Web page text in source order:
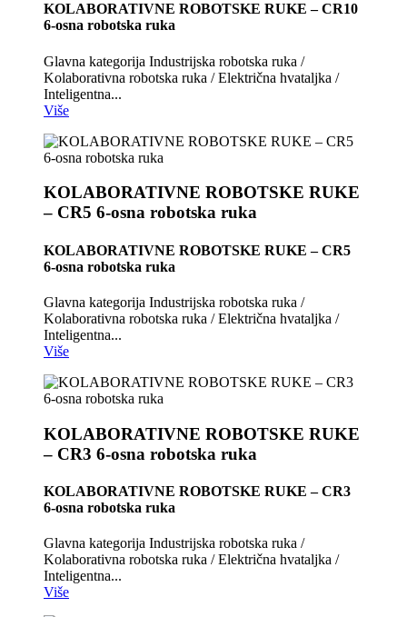
KOLABORATIVNE ROBOTSKE RUKE – CR10
6-osna robotska ruka
Glavna kategorija Industrijska robotska ruka /
Kolaborativna robotska ruka / Električna hvataljka /
Inteligentna...
Više
KOLABORATIVNE ROBOTSKE RUKE
– CR5 6-osna robotska ruka
KOLABORATIVNE ROBOTSKE RUKE – CR5
6-osna robotska ruka
Glavna kategorija Industrijska robotska ruka /
Kolaborativna robotska ruka / Električna hvataljka /
Inteligentna...
Više
KOLABORATIVNE ROBOTSKE RUKE
– CR3 6-osna robotska ruka
KOLABORATIVNE ROBOTSKE RUKE – CR3
6-osna robotska ruka
Glavna kategorija Industrijska robotska ruka /
Kolaborativna robotska ruka / Električna hvataljka /
Inteligentna...
Više